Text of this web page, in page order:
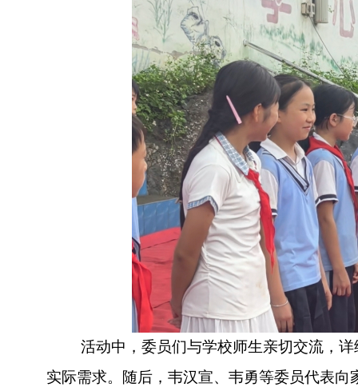
活动中，委员们与学校师生亲切交流，
实际需求。随后，韦汉宣、韦勇等委员代表